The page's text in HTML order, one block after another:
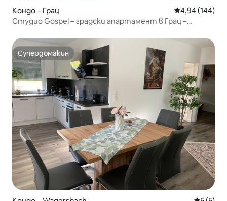
Кондо – Грац Средна
4,94 (144)
Студио Gospel – градски апартамент в Грац –
Супердомакин
Супердомакин